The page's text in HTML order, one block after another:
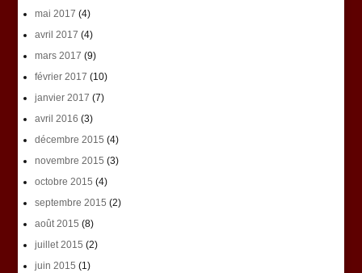
mai 2017 (4)
avril 2017 (4)
mars 2017 (9)
février 2017 (10)
janvier 2017 (7)
avril 2016 (3)
décembre 2015 (4)
novembre 2015 (3)
octobre 2015 (4)
septembre 2015 (2)
août 2015 (8)
juillet 2015 (2)
juin 2015 (1)